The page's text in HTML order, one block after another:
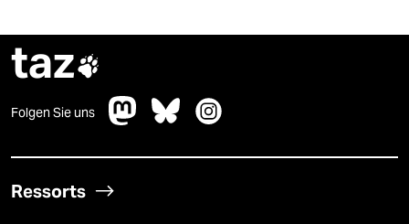
taz
Folgen Sie uns
Ressorts